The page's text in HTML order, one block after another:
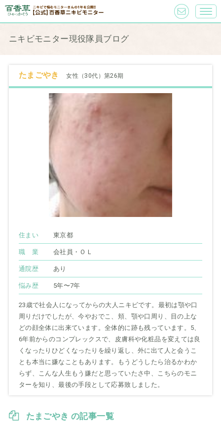
ニキビモニター現役隊員ブログ
たまごやき 女性（30代）第26期
住まい 東京都
職 業 会社員・ＯＬ
通院歴 あり
悩み歴 5年〜7年
23歳で社会人になってからの大人ニキビです。最初は顎や口
周りだけでしたが、今やおでこ、頬、顎や口周り、目の上な
どの顔全体に出来ています。全体的に跡も残っています。5、
6年前からのコンプレックスで、皮膚科や化粧品を変えては良
くなったりひどくなったりを繰り返し、外に出て人と会うこ
とも本当に嫌なこともあります。もうどうしたら治るかわか
らず、こんな人生もう嫌だと思っていたさ中、こちらのモニ
ターを知り、最後の手段として応募致しました。
たまごやき の記事一覧